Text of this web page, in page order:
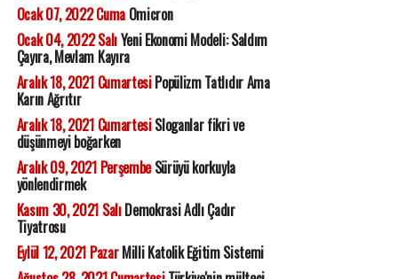
Ocak 07, 2022 CumaOmicron
Ocak 04, 2022 SalıYeni Ekonomi Modeli: Saldım
Çayıra, Mevlam Kayıra
Aralık 18, 2021 CumartesiPopülizm Tatlıdır Ama
Karın Ağrıtır
Aralık 18, 2021 CumartesiSloganlar fikri ve
düşünmeyi boğarken
Aralık 09, 2021 PerşembeSürüyü korkuyla
yönlendirmek
Kasım 30, 2021 SalıDemokrasi Adlı Çadır
Tiyatrosu
Eylül 12, 2021 PazarMilli Katolik Eğitim Sistemi